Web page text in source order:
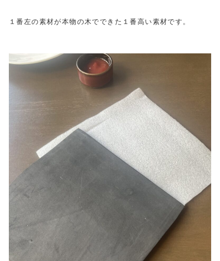
１番左の素材が本物の木でできた１番高い素材です。